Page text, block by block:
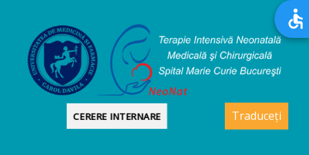
CERERE INTERNARE Traduceți